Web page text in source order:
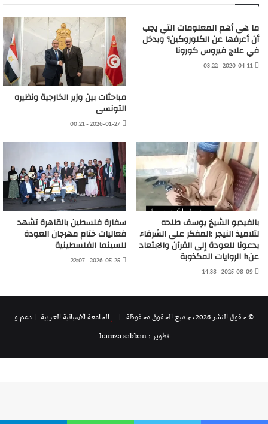
ما هي أهم المعلومات التي يجب
أن أعرفها عن الكلوروكين؟ ويدخل
في علاج فيروس كورونا
2020-04-11 - 03:22
مباحثات بين وزير الخارجية ونظيره
التونسى
2026-01-27 - 00:21
بالفيديو الشيخ يوسف طلحه
لتلاميذ النيجر :المفكر على الشرفاء
يدعونا للعودة إلى القرآن والابتعاد
عنh الروايات المكذوبة
2025-08-09 - 14:38
سفارة فلسطين بالقاهرة تشهد
فعاليات ختام مهرجان العودة
للسينما الفلسطينية
2026-05-25 - 22:07
© حقوق النشر 2026، جميع الحقوق محفوظة | الجامعة الاسبانية العريية | دعم و
تطوير : hamza sabban